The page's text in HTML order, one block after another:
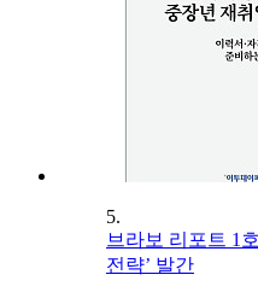
5.
브라보 리포트 1
전략’ 발간